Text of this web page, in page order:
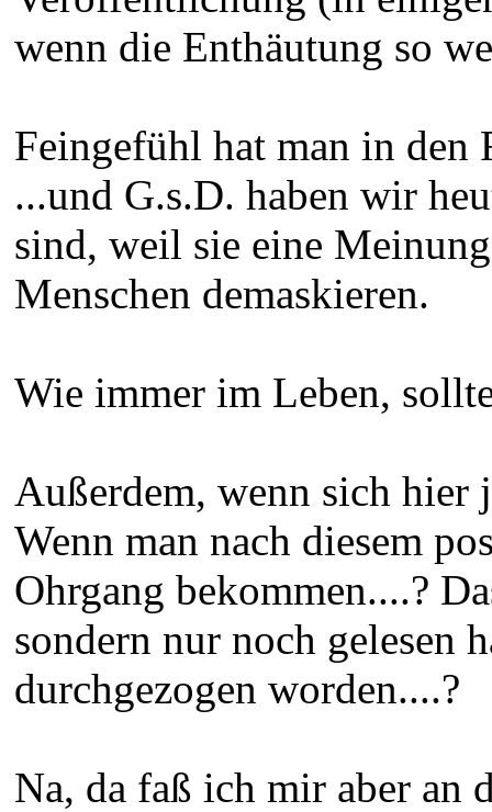
wenn die Enthäutung so
Feingefühl hat man in
...und G.s.D. haben wir
sind, weil sie eine
Menschen demaskieren.
Wie immer im Leben,
Außerdem, wenn sich hier
Wenn man nach diesem
Ohrgang bekommen....?
sondern nur noch gelesen
durchgezogen worden....?
Na, da faß ich mir aber an